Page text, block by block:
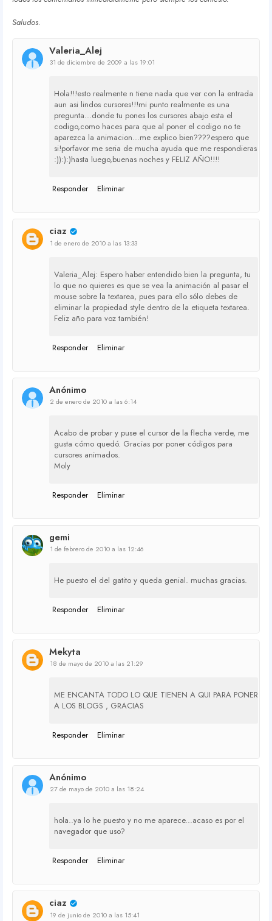
Saludos.
Valeria_Alej
31 de diciembre de 2009 a las 19:01
Hola!!!esto realmente n tiene nada que ver con la entrada
aun asi lindos cursores!!!mi punto realmente es una
pregunta...donde tu pones los cursores abajo esta el
codigo,como haces para que al poner el codigo no te
aparezca la animacion...me explico bien????espero que
si!porfavor me seria de mucha ayuda que me respondieras
:)):):)hasta luego,buenas noches y FELIZ AÑO!!!!
Responder Eliminar
ciaz
1 de enero de 2010 a las 13:33
Valeria_Alej: Espero haber entendido bien la pregunta, tu
lo que no quieres es que se vea la animación al pasar el
mouse sobre la textarea, pues para ello sólo debes de
eliminar la propiedad style dentro de la etiqueta textarea.
Feliz año para voz también!
Responder Eliminar
Anónimo
2 de enero de 2010 a las 6:14
Acabo de probar y puse el cursor de la flecha verde, me
gusta cómo quedó. Gracias por poner códigos para
cursores animados.
Moly
Responder Eliminar
gemi
1 de febrero de 2010 a las 12:46
He puesto el del gatito y queda genial. muchas gracias.
Responder Eliminar
Mekyta
18 de mayo de 2010 a las 21:29
ME ENCANTA TODO LO QUE TIENEN A QUI PARA PONER
A LOS BLOGS , GRACIAS
Responder Eliminar
Anónimo
27 de mayo de 2010 a las 18:24
hola..ya lo he puesto y no me aparece...acaso es por el
navegador que uso?
Responder Eliminar
ciaz
19 de junio de 2010 a las 15:41